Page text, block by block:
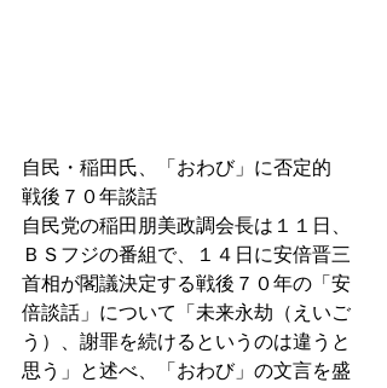
自民・稲田氏、「おわび」に否定的
戦後７０年談話
自民党の稲田朋美政調会長は１１日、
ＢＳフジの番組で、１４日に安倍晋三
首相が閣議決定する戦後７０年の「安
倍談話」について「未来永劫（えいご
う）、謝罪を続けるというのは違うと
思う」と述べ、「おわび」の文言を盛